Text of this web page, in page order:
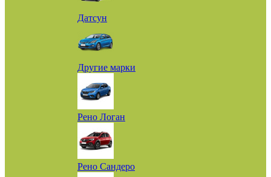
Датсун
Другие марки
Рено Логан
Рено Сандеро